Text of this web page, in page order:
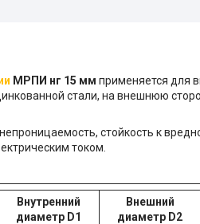
МРПИ нг 15 мм применяется для
стали, на внешнюю
стойкость к
током.
Внутренний
диаметр D1
Внешний
диаметр D2